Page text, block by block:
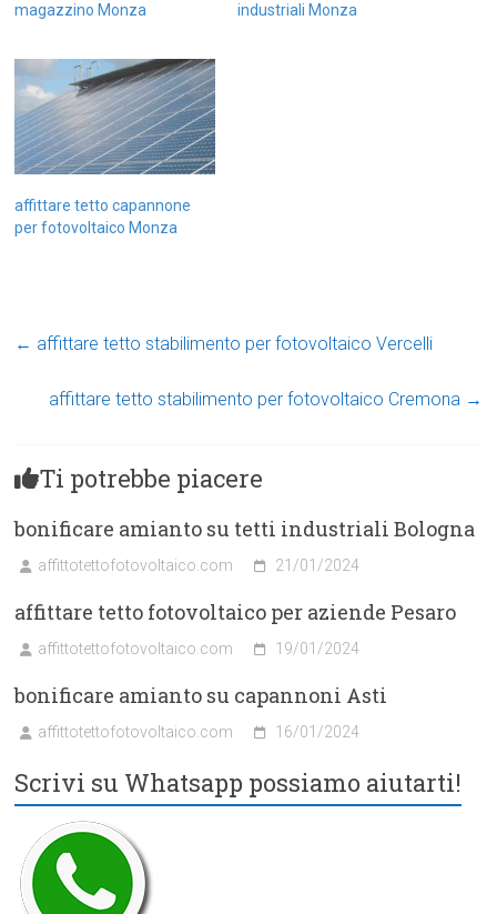
magazzino Monza
industriali Monza
affittare tetto capannone
per fotovoltaico Monza
← affittare tetto stabilimento per fotovoltaico Vercelli
affittare tetto stabilimento per fotovoltaico Cremona →
Ti potrebbe piacere
bonificare amianto su tetti industriali Bologna
affittotettofotovoltaico.com 21/01/2024
affittare tetto fotovoltaico per aziende Pesaro
affittotettofotovoltaico.com 19/01/2024
bonificare amianto su capannoni Asti
affittotettofotovoltaico.com 16/01/2024
Scrivi su Whatsapp possiamo aiutarti!